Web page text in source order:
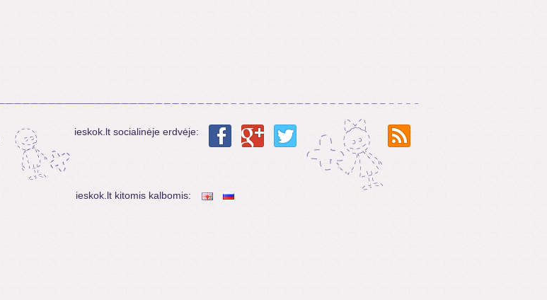
ieskok.lt socialinėje erdvėje:
ieskok.lt kitomis kalbomis: